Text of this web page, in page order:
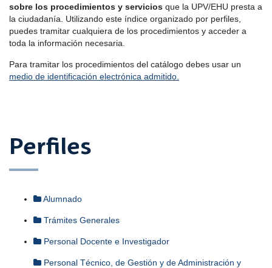
sobre los procedimientos y servicios que la UPV/EHU presta a
la ciudadanía. Utilizando este índice organizado por perfiles,
puedes tramitar cualquiera de los procedimientos y acceder a
toda la información necesaria.
Para tramitar los procedimientos del catálogo debes usar un
medio de identificación electrónica admitido.
Perfiles
Alumnado
Trámites Generales
Personal Docente e Investigador
Personal Técnico, de Gestión y de Administración y